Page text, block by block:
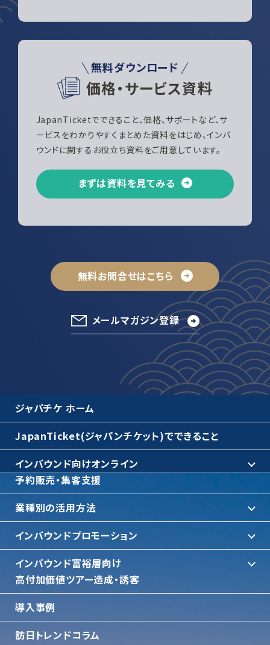
無料ダウンロード
価格・サービス資料
JapanTicketでできること、価格、サポートなど、サ
ービスをわかりやすくまとめた資料をはじめ、インバ
ウンドに関するお役立ち資料をご用意しています。
まずは資料を見てみる
無料お問合せはこちら
メールマガジン登録
ジャパチケ ホーム
JapanTicket(ジャパンチケット)でできること
インバウンド向けオンライン
予約販売・集客支援
業種別の活用方法
インバウンドプロモーション
インバウンド富裕層向け
⾼付加価値ツアー造成・誘客
導入事例
訪日トレンドコラム